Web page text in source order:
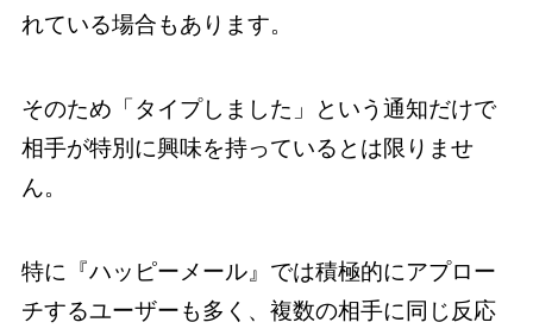
れている場合もあります。
そのため「タイプしました」という通知だけで
相手が特別に興味を持っているとは限りませ
ん。
特に『ハッピーメール』では積極的にアプロー
チするユーザーも多く、複数の相手に同じ反応